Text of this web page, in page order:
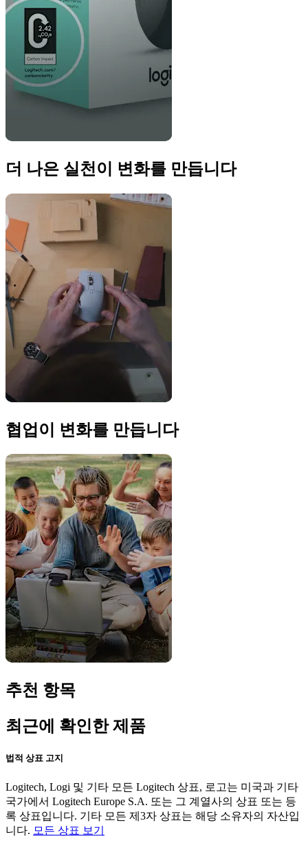
더 나은 실천이 변화를 만듭니다
협업이 변화를 만듭니다
추천 항목
최근에 확인한 제품
법적 상표 고지
Logitech, Logi 및 기타 모든 Logitech 상표, 로고는 미국과 기타
국가에서 Logitech Europe S.A. 또는 그 계열사의 상표 또는 등
록 상표입니다. 기타 모든 제3자 상표는 해당 소유자의 자산입
니다. 모든 상표 보기